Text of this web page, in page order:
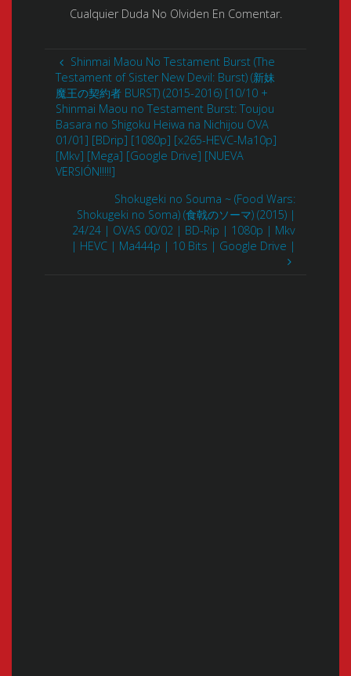
Cualquier Duda No Olviden En Comentar.
Shinmai Maou No Testament Burst (The
Testament of Sister New Devil: Burst) (新妹
魔王の契約者 BURST) (2015-2016) [10/10 +
Shinmai Maou no Testament Burst: Toujou
Basara no Shigoku Heiwa na Nichijou OVA
01/01] [BDrip] [1080p] [x265-HEVC-Ma10p]
[Mkv] [Mega] [Google Drive] [NUEVA
VERSIÓN!!!!!]
Shokugeki no Souma ~ (Food Wars:
Shokugeki no Soma) (食戟のソーマ) (2015) |
24/24 | OVAS 00/02 | BD-Rip | 1080p | Mkv
| HEVC | Ma444p | 10 Bits | Google Drive |